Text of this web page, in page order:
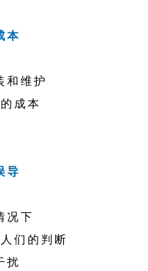
本
和维护
成本
导
况下
们的判断
扰